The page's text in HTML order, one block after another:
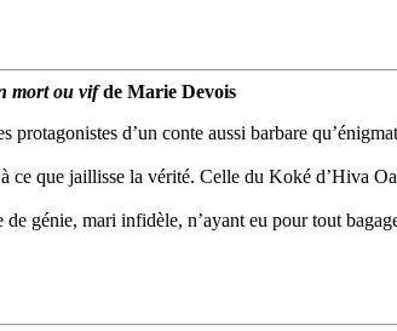
mort ou vifde Marie Devois
d’un conte aussi barbare
que jaillisse la vérité. Celle du Koké d’Hiva
génie, mari infidèle, n’ayant eu pour tout